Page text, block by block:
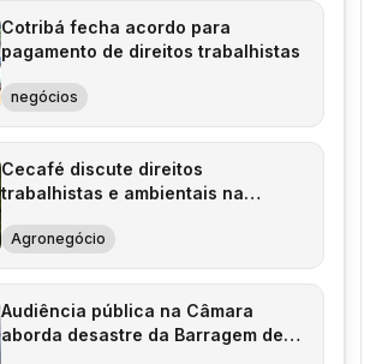
Cotribá fecha acordo para
pagamento de direitos trabalhistas
negócios
Cecafé discute direitos
trabalhistas e ambientais na
Agronegócio
Audiência pública na Câmara
aborda desastre da Barragem de